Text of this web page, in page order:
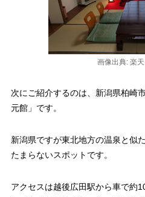
画像出典: 楽
次にご紹介するのは、新潟県柏崎
元館」です。
新潟県ですが東北地方の温泉と似
たまらないスポットです。
アクセスは越後広田駅から車で約